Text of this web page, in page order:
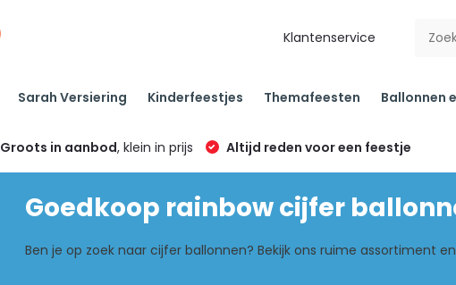
Klantenservice
Sarah Versiering Kinderfeestjes Themafeesten Ballonnen
Groots in aanbod, klein in prijs Altijd reden voor een feestje
Goedkoop rainbow cijfer
Ben je op zoek naar cijfer ballonnen? Bekijk ons ruime assortiment